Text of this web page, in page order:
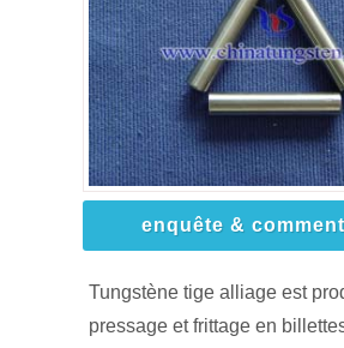
enquête &
Tungstène tige alliage est
pressage et frittage en